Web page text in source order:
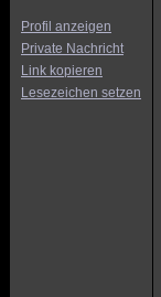
Profil anzeigen
Private Nachricht
Link kopieren
Lesezeichen setzen